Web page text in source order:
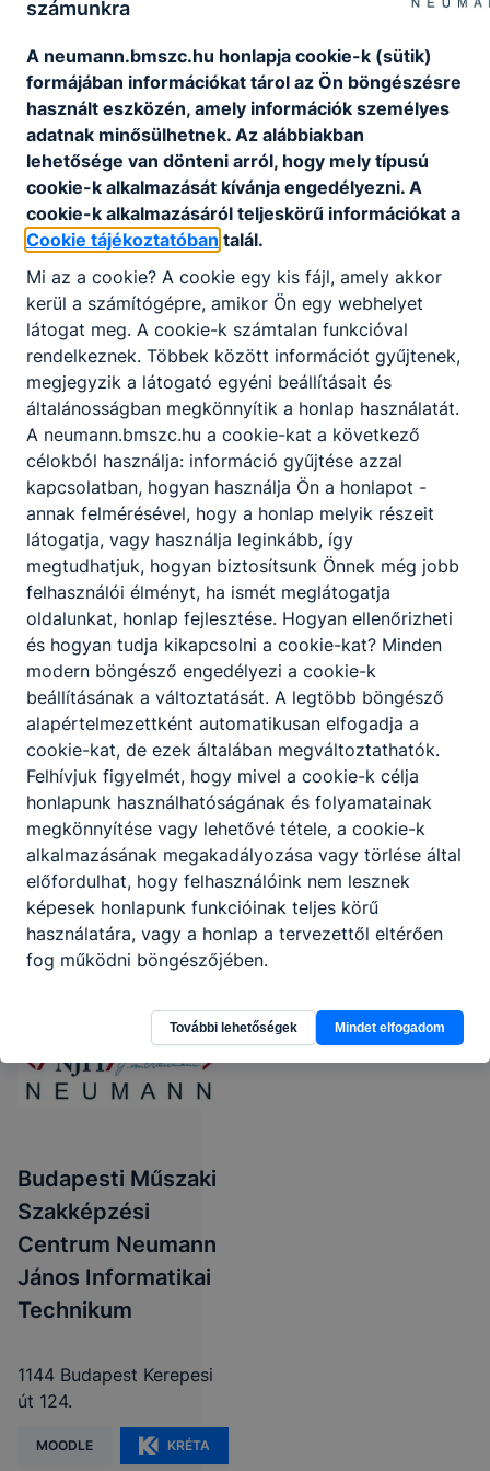
kapcsolatos és
tartalmazó
kísérőlevél postai
úton kerül kiküldésre
a felvettek számára.
A fontosabb linkeket,
információkat itt is
összegyűjtöttük!
ápr.
27.
Igazgatóság
Partnereink
Budapesti Műszaki
Szakképzési
Centrum Neumann
János Informatikai
Technikum
1144 Budapest Kerepesi
út 124.
MOODLE KRÉTA
számunkra
A neumann.bmszc.hu honlapja cookie-k (sütik)
formájában információkat tárol az Ön böngészésre
használt eszközén, amely információk személyes
adatnak minősülhetnek. Az alábbiakban
lehetősége van dönteni arról, hogy mely típusú
cookie-k alkalmazását kívánja engedélyezni. A
cookie-k alkalmazásáról teljeskörű információkat a
Cookie tájékoztatóban talál.
Mi az a cookie? A cookie egy kis fájl, amely akkor
kerül a számítógépre, amikor Ön egy webhelyet
látogat meg. A cookie-k számtalan funkcióval
rendelkeznek. Többek között információt gyűjtenek,
megjegyzik a látogató egyéni beállításait és
általánosságban megkönnyítik a honlap használatát.
A neumann.bmszc.hu a cookie-kat a következő
célokból használja: információ gyűjtése azzal
kapcsolatban, hogyan használja Ön a honlapot -
annak felmérésével, hogy a honlap melyik részeit
látogatja, vagy használja leginkább, így
megtudhatjuk, hogyan biztosítsunk Önnek még jobb
felhasználói élményt, ha ismét meglátogatja
oldalunkat, honlap fejlesztése. Hogyan ellenőrizheti
és hogyan tudja kikapcsolni a cookie-kat? Minden
modern böngésző engedélyezi a cookie-k
beállításának a változtatását. A legtöbb böngésző
alapértelmezettként automatikusan elfogadja a
cookie-kat, de ezek általában megváltoztathatók.
Felhívjuk figyelmét, hogy mivel a cookie-k célja
honlapunk használhatóságának és folyamatainak
megkönnyítése vagy lehetővé tétele, a cookie-k
alkalmazásának megakadályozása vagy törlése által
előfordulhat, hogy felhasználóink nem lesznek
képesek honlapunk funkcióinak teljes körű
használatára, vagy a honlap a tervezettől eltérően
fog működni böngészőjében.
További lehetőségek Mindet elfogadom